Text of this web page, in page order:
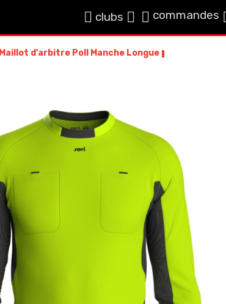
clubs commandes
Maillot d'arbitre Poll Manche Longue